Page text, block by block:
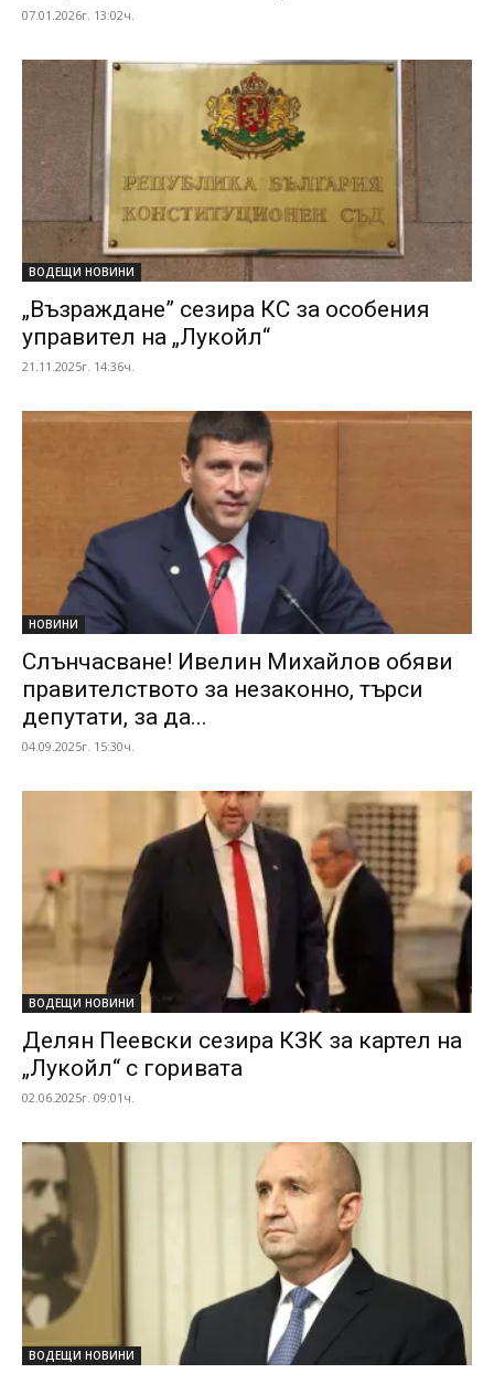
07.01.2026г. 13:02ч.
ВОДЕЩИ НОВИНИ
„Възраждане” сезира КС за особения
управител на „Лукойл“
21.11.2025г. 14:36ч.
НОВИНИ
Слънчасване! Ивелин Михайлов обяви
правителството за незаконно, търси
депутати, за да...
04.09.2025г. 15:30ч.
ВОДЕЩИ НОВИНИ
Делян Пеевски сезира КЗК за картел на
„Лукойл“ с горивата
02.06.2025г. 09:01ч.
ВОДЕЩИ НОВИНИ